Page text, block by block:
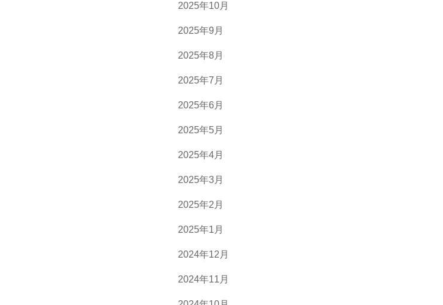
2025年10月
2025年9月
2025年8月
2025年7月
2025年6月
2025年5月
2025年4月
2025年3月
2025年2月
2025年1月
2024年12月
2024年11月